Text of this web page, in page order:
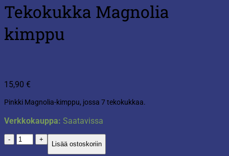
Tekokukka Magnolia
kimppu
15,90 €
Pinkki Magnolia-kimppu, jossa 7 tekokukkaa.
Verkkokauppa: Saatavissa
Tekokukka
Magnolia
Lisää ostoskoriin